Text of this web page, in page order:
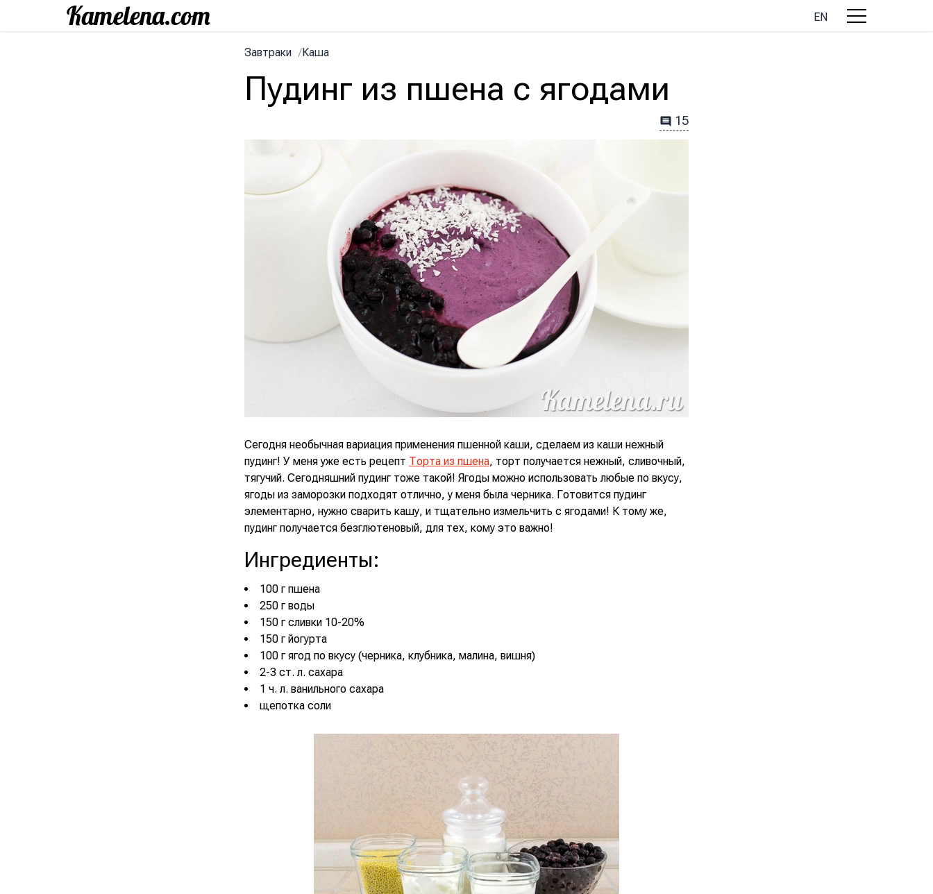
EN
Завтраки /Каша
Пудинг из пшена с ягодами
15
Сегодня необычная вариация применения пшенной каши, сделаем из каши нежный
пудинг! У меня уже есть рецепт Торта из пшена, торт получается нежный, сливочный,
тягучий. Сегодняшний пудинг тоже такой! Ягоды можно использовать любые по вкусу,
ягоды из заморозки подходят отлично, у меня была черника. Готовится пудинг
элементарно, нужно сварить кашу, и тщательно измельчить с ягодами! К тому же,
пудинг получается безглютеновый, для тех, кому это важно!
Ингредиенты:
100 г пшена
250 г воды
150 г сливки 10-20%
150 г йогурта
100 г ягод по вкусу (черника, клубника, малина, вишня)
2-3 ст. л. сахара
1 ч. л. ванильного сахара
щепотка соли